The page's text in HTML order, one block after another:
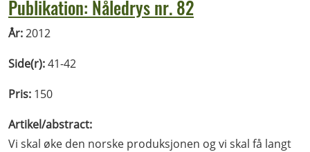
Publikation: Nåledrys nr. 82
År:2012
Side(r):41-42
Pris: 150
Artikel/abstract:
Vi skal øke den norske produksjonen og vi skal få langt